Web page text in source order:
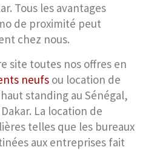
Tous les avantages
de proximité peut
chez nous.
site toutes nos offres en
neufs ou location de
standing au Sénégal,
La location de
telles que les bureaux
aux entreprises fait